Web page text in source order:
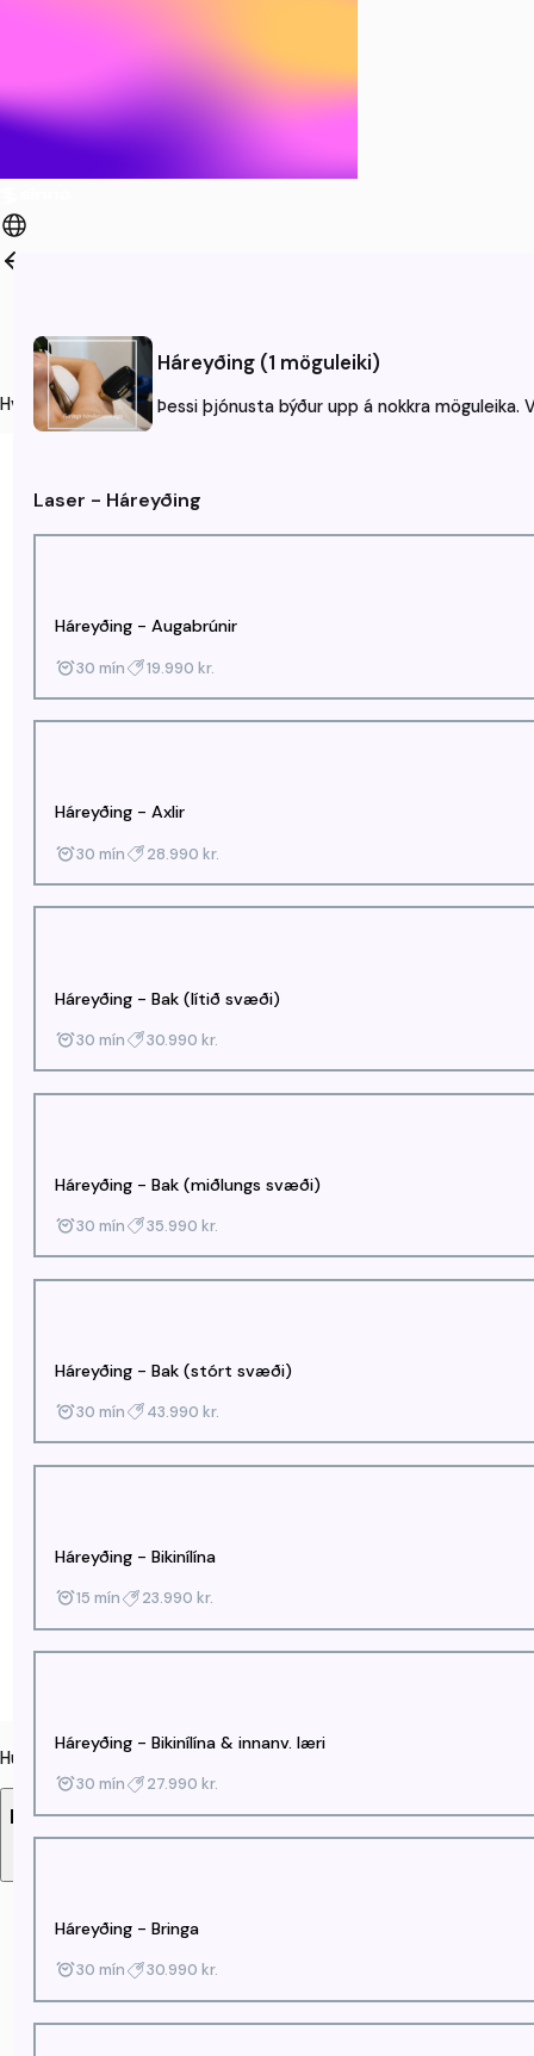
Aðili
Tími
Hvenær hentar þér að koma?
Húðfegrun
Háreyðing
Ég vil bóka hjá:
Háreyðing (1 möguleiki)
Þessi þjónusta býður upp á nokkra
Laser - Háreyðing
Háreyðing - Augabrúnir
30 mín 19.990 kr.
Háreyðing - Axlir
30 mín 28.990 kr.
Háreyðing - Bak (lítið svæði)
30 mín 30.990 kr.
Háreyðing - Bak (miðlungs svæði)
30 mín 35.990 kr.
Háreyðing - Bak (stórt svæði)
30 mín 43.990 kr.
Háreyðing - Bikinílína
15 mín 23.990 kr.
Háreyðing - Bikinílína & innanv. læri
30 mín 27.990 kr.
Háreyðing - Bringa
30 mín 30.990 kr.